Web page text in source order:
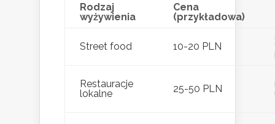
Rodzaj
wyżywienia
Cena
(przykładowa)
Street food 10-20 PLN
Restauracje
lokalne
25-50 PLN